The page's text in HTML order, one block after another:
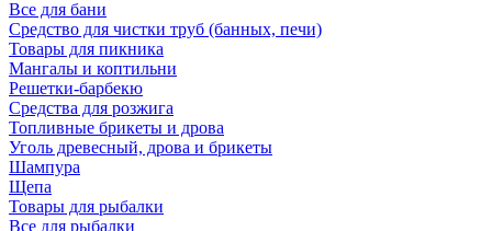
Все для бани
Средство для чистки труб (банных, печи)
Товары для пикника
Мангалы и коптильни
Решетки-барбекю
Средства для розжига
Топливные брикеты и дрова
Уголь древесный, дрова и брикеты
Шампура
Щепа
Товары для рыбалки
Все для рыбалки